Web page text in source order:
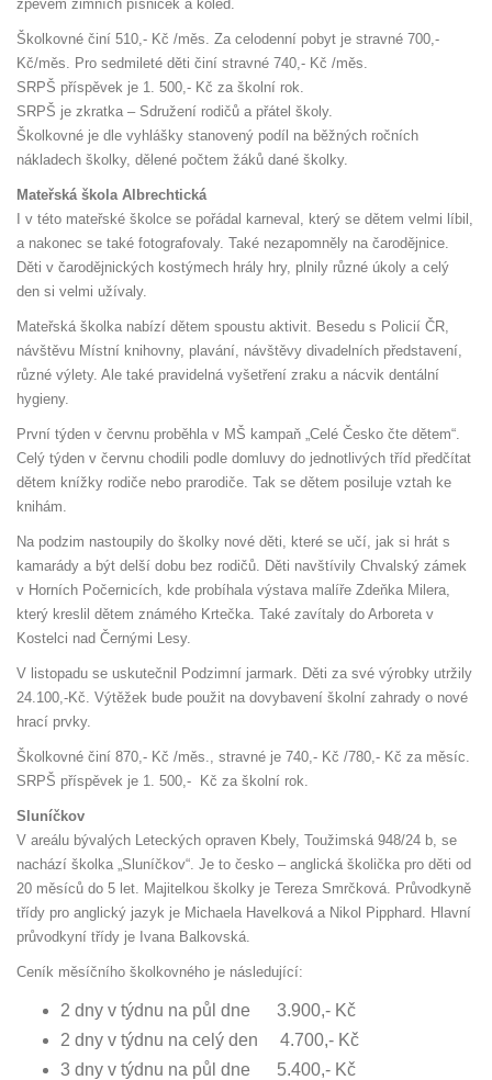
zpěvem zimních písniček a koled.
Školkovné činí 510,- Kč /měs. Za celodenní pobyt je stravné 700,-
Kč/měs. Pro sedmileté děti činí stravné 740,- Kč /měs.
SRPŠ příspěvek je 1. 500,- Kč za školní rok.
SRPŠ je zkratka – Sdružení rodičů a přátel školy.
Školkovné je dle vyhlášky stanovený podíl na běžných ročních
nákladech školky, dělené počtem žáků dané školky.
Mateřská škola Albrechtická
I v této mateřské školce se pořádal karneval, který se dětem velmi líbil,
a nakonec se také fotografovaly. Také nezapomněly na čarodějnice.
Děti v čarodějnických kostýmech hrály hry, plnily různé úkoly a celý
den si velmi užívaly.
Mateřská školka nabízí dětem spoustu aktivit. Besedu s Policií ČR,
návštěvu Místní knihovny, plavání, návštěvy divadelních představení,
různé výlety. Ale také pravidelná vyšetření zraku a nácvik dentální
hygieny.
První týden v červnu proběhla v MŠ kampaň „Celé Česko čte dětem“.
Celý týden v červnu chodili podle domluvy do jednotlivých tříd předčítat
dětem knížky rodiče nebo prarodiče. Tak se dětem posiluje vztah ke
knihám.
Na podzim nastoupily do školky nové děti, které se učí, jak si hrát s
kamarády a být delší dobu bez rodičů. Děti navštívily Chvalský zámek
v Horních Počernicích, kde probíhala výstava malíře Zdeňka Milera,
který kreslil dětem známého Krtečka. Také zavítaly do Arboreta v
Kostelci nad Černými Lesy.
V listopadu se uskutečnil Podzimní jarmark. Děti za své výrobky utržily
24.100,-Kč. Výtěžek bude použit na dovybavení školní zahrady o nové
hrací prvky.
Školkovné činí 870,- Kč /měs., stravné je 740,- Kč /780,- Kč za měsíc.
SRPŠ příspěvek je 1. 500,- Kč za školní rok.
Sluníčkov
V areálu bývalých Leteckých opraven Kbely, Toužimská 948/24 b, se
nachází školka „Sluníčkov“. Je to česko – anglická školička pro děti od
20 měsíců do 5 let. Majitelkou školky je Tereza Smrčková. Průvodkyně
třídy pro anglický jazyk je Michaela Havelková a Nikol Pipphard. Hlavní
průvodkyní třídy je Ivana Balkovská.
Ceník měsíčního školkovného je následující:
2 dny v týdnu na půl dne 3.900,- Kč
2 dny v týdnu na celý den 4.700,- Kč
3 dny v týdnu na půl dne 5.400,- Kč